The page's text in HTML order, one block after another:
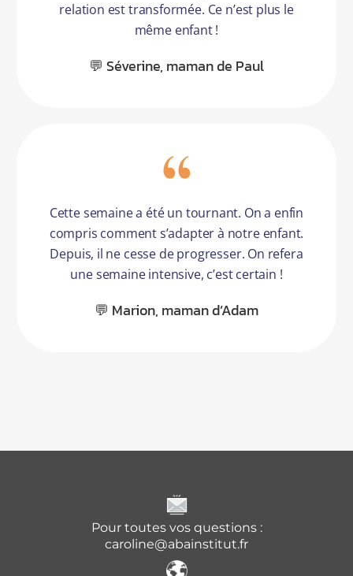
relation est transformée. Ce n’est plus le
même enfant !
💬 Séverine, maman de Paul
Cette semaine a été un tournant. On a enfin
compris comment s’adapter à notre enfant.
Depuis, il ne cesse de progresser. On refera
une semaine intensive, c’est certain !
💬 Marion, maman d’Adam
Pour toutes vos questions :
caroline@abainstitut.fr